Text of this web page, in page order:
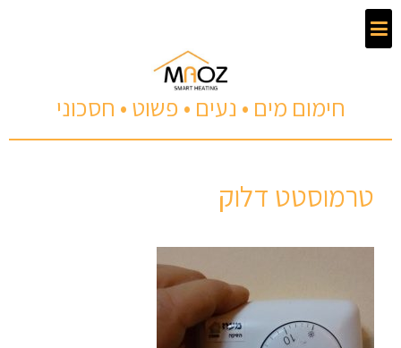
חימום מים • נעים • פשוט • חסכוני
טרמוסטט דלוק